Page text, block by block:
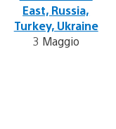
East, Russia,
Turkey, Ukraine
3 Maggio